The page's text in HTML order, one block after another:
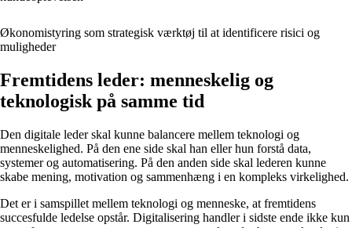
Økonomistyring som strategisk værktøj til at identificere risici og
muligheder
Fremtidens leder: menneskelig og
teknologisk på samme tid
Den digitale leder skal kunne balancere mellem teknologi og
menneskelighed. På den ene side skal han eller hun forstå data,
systemer og automatisering. På den anden side skal lederen kunne
skabe mening, motivation og sammenhæng i en kompleks virkelighed.
Det er i samspillet mellem teknologi og menneske, at fremtidens
succesfulde ledelse opstår. Digitalisering handler i sidste ende ikke kun